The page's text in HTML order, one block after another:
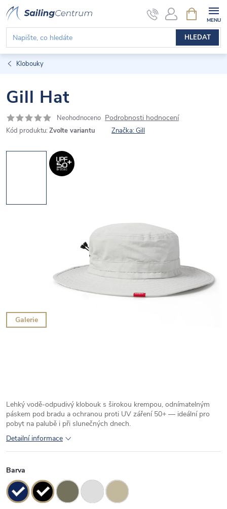
Přejít
na
obsah
HLEDAT
NÁKUPNÍ
KOŠÍK
Klobouky
Gill Hat
Neohodnoceno Podrobnosti hodnocení
Kód produktu: Zvolte variantu Značka:Gill
Galerie
Lehký vodě-odpudivý klobouk s širokou krempou, odnímatelným
páskem pod bradu a ochranou proti UV záření 50+ — ideální pro
pobyt na palubě i při slunečných dnech.
Detailní informace
Barva